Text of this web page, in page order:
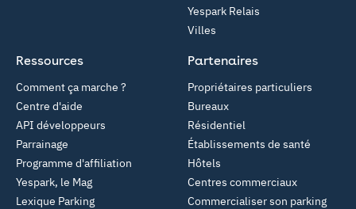
Yespark Relais
Villes
Partenaires
Propriétaires particuliers
Bureaux
Résidentiel
Établissements de santé
Hôtels
Centres commerciaux
Commercialiser son parking
Ressources
Comment ça marche ?
Centre d'aide
API développeurs
Parrainage
Programme d'affiliation
Yespark, le Mag
Lexique Parking